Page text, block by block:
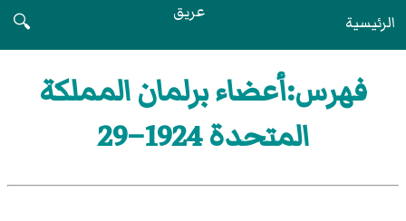
الرئيسية عريق
🔍
فهرس:أعضاء برلمان المملكة
المتحدة 1924–29